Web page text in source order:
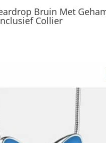
Bruin Met
Collier